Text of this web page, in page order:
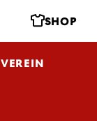
SHOP
VEREIN